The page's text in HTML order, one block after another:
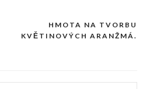
HMOTA NA TVORBU
KVĚTINOVÝCH ARANŽMÁ.